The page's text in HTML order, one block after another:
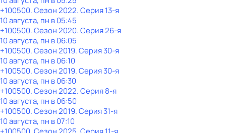
+100500. Сезон 2022. Серия 13-я
10 августа, пн в 05:45
+100500. Сезон 2020. Серия 26-я
10 августа, пн в 06:05
+100500. Сезон 2019. Серия 30-я
10 августа, пн в 06:10
+100500. Сезон 2019. Серия 30-я
10 августа, пн в 06:30
+100500. Сезон 2022. Серия 8-я
10 августа, пн в 06:50
+100500. Сезон 2019. Серия 31-я
10 августа, пн в 07:10